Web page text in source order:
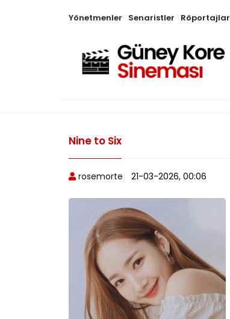
Yönetmenler Senaristler Röportajlar
Nine to Six
rosemorte 21-03-2026, 00:06